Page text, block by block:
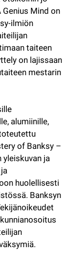
Genius Mind on
ilmiön
taiteen
on lajissaan
mestarin
alumiinille,
of Banksy –
ja
huolellisesti
Banksyn